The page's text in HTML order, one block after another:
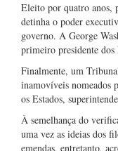
Eleito por quatro anos,
detinha o poder
governo. A George
primeiro presidente dos
Finalmente, um
inamovíveis nomeados
os Estados,
À semelhança do
uma vez as ideias dos
emendas, entretanto,